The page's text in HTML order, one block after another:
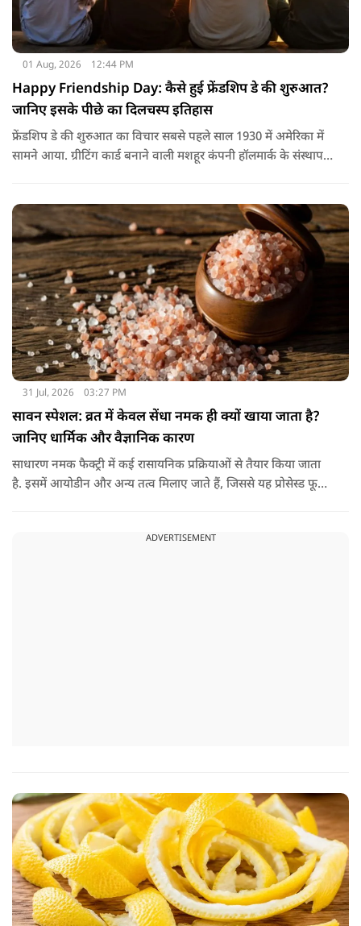
01 Aug, 2026 12:44 PM
Happy Friendship Day: कैसे हुई फ्रेंडशिप डे की शुरुआत?
जानिए इसके पीछे का दिलचस्प इतिहास
फ्रेंडशिप डे की शुरुआत का विचार सबसे पहले साल 1930 में अमेरिका में
सामने आया. ग्रीटिंग कार्ड बनाने वाली मशहूर कंपनी हॉलमार्क के संस्थापक
31 Jul, 2026 03:27 PM
सावन स्पेशल: व्रत में केवल सेंधा नमक ही क्यों खाया जाता है?
जानिए धार्मिक और वैज्ञानिक कारण
साधारण नमक फैक्ट्री में कई रासायनिक प्रक्रियाओं से तैयार किया जाता
है. इसमें आयोडीन और अन्य तत्व मिलाए जाते हैं, जिससे यह प्रोसेस्ड फूड
जाता, इसलिए इसे अधिक शुद्ध माना जाता है.
ADVERTISEMENT